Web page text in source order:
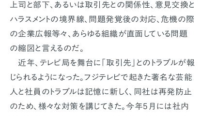
上司と部下、あるいは取引先との関係性、意見交換と
ハラスメントの境界線、問題発覚後の対応、危機の際
の企業広報等々、あらゆる組織が直面している問題
の縮図と言えるのだ。
近年、テレビ局を舞台に「取引先」とのトラブルが報
じられるようになった。フジテレビで起きた著名な芸能
人と社員のトラブルは記憶に新しく、同社は再発防止
のため、様々な対策を講じてきた。今年5月には社内